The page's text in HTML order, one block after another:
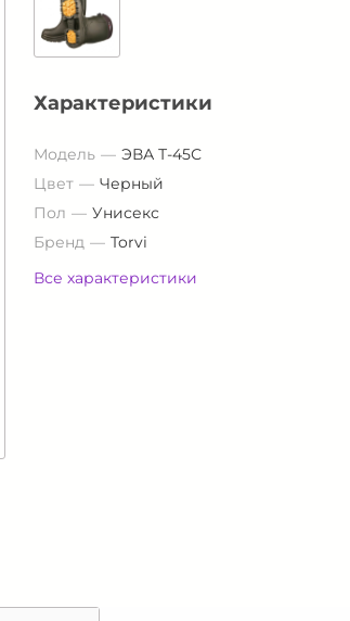
Характеристики
Модель
ЭВА Т-45С
Цвет
Черный
Пол
Унисекс
Бренд
Torvi
Все характеристики